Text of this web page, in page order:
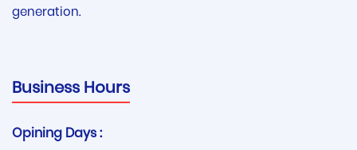
generation.
Business Hours
Opining Days :